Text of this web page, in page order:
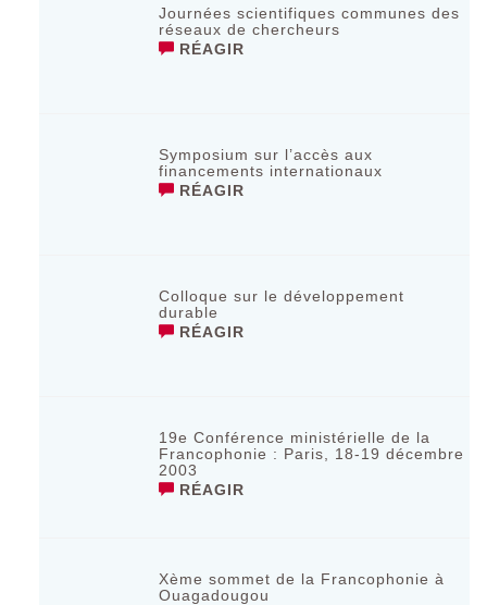
Journées scientifiques communes des
réseaux de chercheurs
RÉAGIR
Symposium sur l’accès aux
financements internationaux
RÉAGIR
Colloque sur le développement
durable
RÉAGIR
19e Conférence ministérielle de la
Francophonie : Paris, 18-19 décembre
2003
RÉAGIR
Xème sommet de la Francophonie à
Ouagadougou